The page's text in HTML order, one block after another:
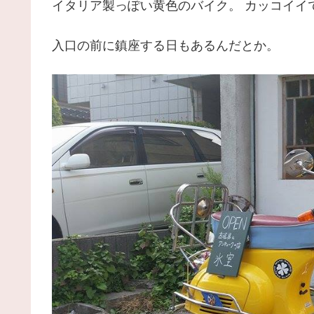
イタリア製っぽい黄色のバイク。 カッコイイ
入口の前に鎮座する日もあるんだとか。